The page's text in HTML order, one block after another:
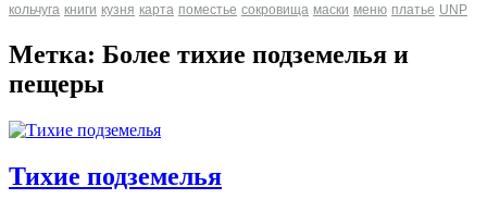
кольчуга книги кузня карта поместье сокровища маски меню платье UNP
Метка: Более тихие подземелья и
пещеры
Тихие подземелья